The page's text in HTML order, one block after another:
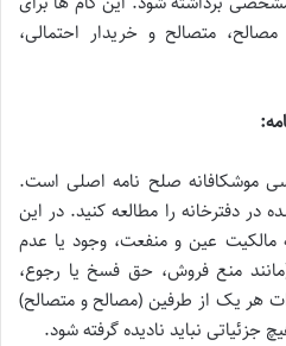
متصالح و خریدار احتمالی،
موشکافانه صلح نامه اصلی است.
دفترخانه را مطالعه کنید. در این
مالکیت عین و منفعت، وجود یا عدم
منع فروش، حق فسخ یا رجوع،
هر یک از طرفین (مصالح و متصالح)
جزئیاتی نباید نادیده گرفته شود.